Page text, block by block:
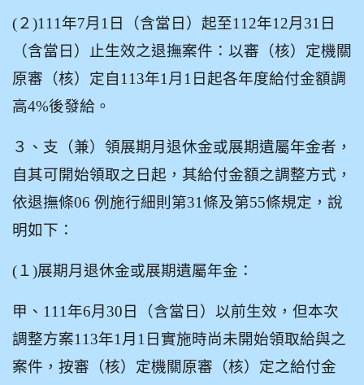
(２)111年7月1日（含當日）起至112年12月31日
（含當日）止生效之退撫案件：以審（核）定機關
原審（核）定自113年1月1日起各年度給付金額調
高4%後發給。
３、支（兼）領展期月退休金或展期遺屬年金者，
自其可開始領取之日起，其給付金額之調整方式，
依退撫條06 例施行細則第31條及第55條規定，說
明如下：
(１)展期月退休金或展期遺屬年金：
甲、111年6月30日（含當日）以前生效，但本次
調整方案113年1月1日實施時尚未開始領取給與之
案件，按審（核）定機關原審（核）定之給付金